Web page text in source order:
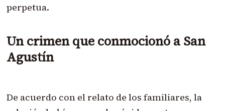
perpetua.
Un crimen que conmocionó a San
Agustín
De acuerdo con el relato de los familiares, la